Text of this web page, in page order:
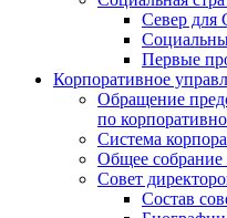
Север для
Первые
Корпоративное
Обращение
по
Система
Общее собрание
Совет
Состав